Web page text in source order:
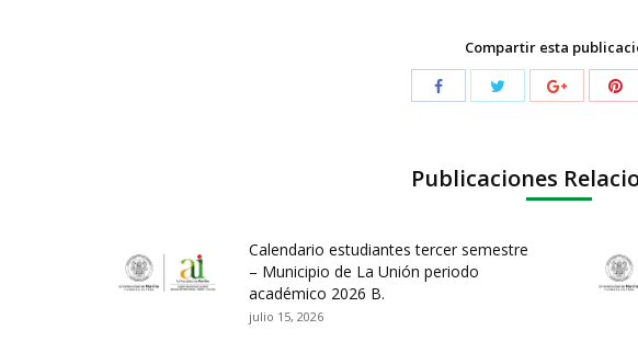
Compartir esta
Publicaciones
Calendario estudiantes tercer semestre
– Municipio de La Unión periodo
académico 2026 B.
julio 15, 2026